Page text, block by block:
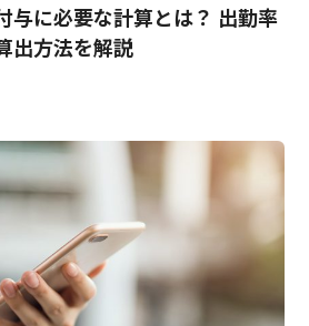
与に必要な計算とは？ 出勤率
出方法を解説